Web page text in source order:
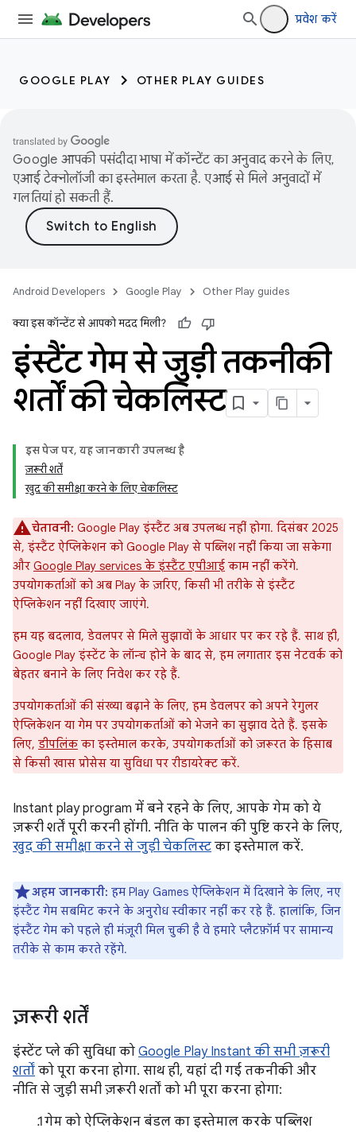
प्रवेश करें
GOOGLE PLAY OTHER PLAY GUIDES
Google आपकी पसंदीदा भाषा में कॉन्टेंट का अनुवाद करने के लिए,
एआई टेक्नोलॉजी का इस्तेमाल करता है. एआई से मिले अनुवादों में
गलतियां हो सकती हैं.
Android Developers Google Play Other Play guides
क्या इस कॉन्टेंट से आपको मदद मिली?
इंस्टैंट गेम से जुड़ी तकनीकी
शर्तों की चेकलिस्ट
इस पेज पर, यह जानकारी उपलब्ध है
ज़रूरी शर्तें
खुद की समीक्षा करने के लिए चेकलिस्ट
चेतावनी: Google Play इंस्टैंट अब उपलब्ध नहीं होगा. दिसंबर 2025
से, इंस्टैंट ऐप्लिकेशन को Google Play से पब्लिश नहीं किया जा सकेगा
और Google Play services के इंस्टैंट एपीआई काम नहीं करेंगे.
उपयोगकर्ताओं को अब Play के ज़रिए, किसी भी तरीके से इंस्टैंट
ऐप्लिकेशन नहीं दिखाए जाएंगे.
हम यह बदलाव, डेवलपर से मिले सुझावों के आधार पर कर रहे हैं. साथ ही,
Google Play इंस्टेंट के लॉन्च होने के बाद से, हम लगातार इस नेटवर्क को
बेहतर बनाने के लिए निवेश कर रहे हैं.
उपयोगकर्ताओं की संख्या बढ़ाने के लिए, हम डेवलपर को अपने रेगुलर
ऐप्लिकेशन या गेम पर उपयोगकर्ताओं को भेजने का सुझाव देते हैं. इसके
लिए, डीपलिंक का इस्तेमाल करके, उपयोगकर्ताओं को ज़रूरत के हिसाब
से किसी खास प्रोसेस या सुविधा पर रीडायरेक्ट करें.
Instant play program में बने रहने के लिए, आपके गेम को ये
ज़रूरी शर्तें पूरी करनी होंगी. नीति के पालन की पुष्टि करने के लिए,
खुद की समीक्षा करने से जुड़ी चेकलिस्ट का इस्तेमाल करें.
अहम जानकारी: हम Play Games ऐप्लिकेशन में दिखाने के लिए, नए
इंस्टैंट गेम सबमिट करने के अनुरोध स्वीकार नहीं कर रहे हैं. हालांकि, जिन
इंस्टैंट गेम को पहले ही मंज़ूरी मिल चुकी है वे हमारे प्लैटफ़ॉर्म पर सामान्य
तरीके से काम करते रहेंगे.
ज़रूरी शर्तें
इंस्टेंट प्ले की सुविधा को Google Play Instant की सभी ज़रूरी
शर्तों को पूरा करना होगा. साथ ही, यहां दी गई तकनीकी और
नीति से जुड़ी सभी ज़रूरी शर्तों को भी पूरा करना होगा:
गेम को ऐप्लिकेशन बंडल का इस्तेमाल करके पब्लिश